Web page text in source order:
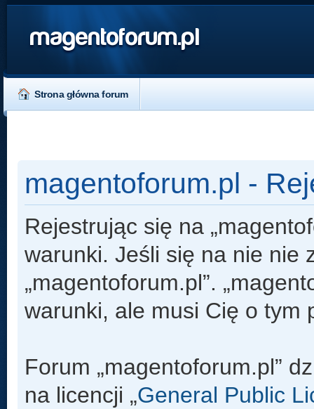
magentoforum.pl
Strona główna forum
magentoforum.pl -
Rejestrując się na
warunki. Jeśli się na nie nie
„magentoforum.pl”.
warunki, ale musi Cię o tym
Forum „magentoforum.pl”
na licencji „General Public